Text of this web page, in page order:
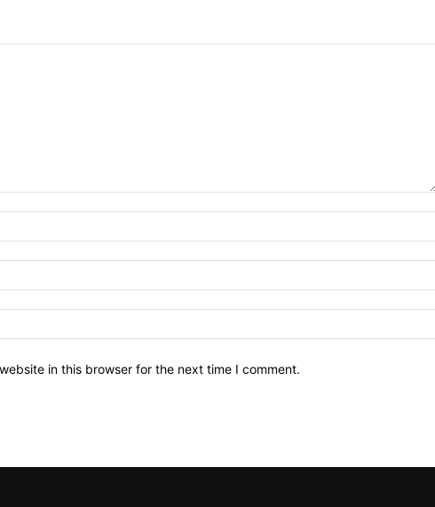
in this browser for the next time I comment.